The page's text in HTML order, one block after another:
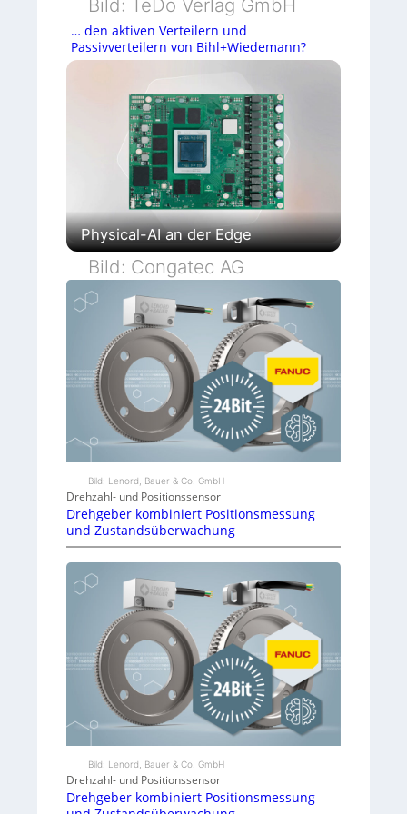
Bild: TeDo Verlag GmbH
… den aktiven Verteilern und
Passivverteilern von Bihl+Wiedemann?
Physical-AI an der Edge
Bild: Congatec AG
Bild: Lenord, Bauer & Co. GmbH
Drehzahl- und Positionssensor
Drehgeber kombiniert Positionsmessung
und Zustandsüberwachung
Bild: Lenord, Bauer & Co. GmbH
Drehzahl- und Positionssensor
Drehgeber kombiniert Positionsmessung